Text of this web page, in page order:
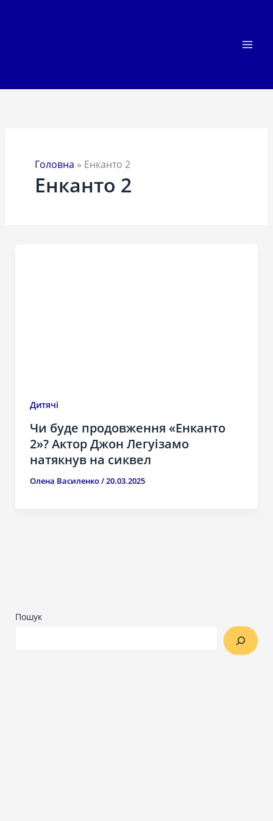
Головна » Енканто 2
Енканто 2
Дитячі
Чи буде продовження «Енканто
2»? Актор Джон Легуізамо
натякнув на сиквел
Олена Василенко/20.03.2025
Пошук